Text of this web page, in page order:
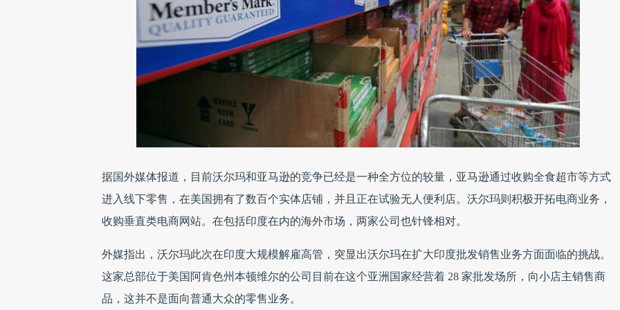
据国外媒体报道，目前沃尔玛和亚马逊的竞争已经是一种全方位的较量，亚马逊通过收购全食超市等方式
进入线下零售，在美国拥有了数百个实体店铺，并且正在试验无人便利店。沃尔玛则积极开拓电商业务，
收购垂直类电商网站。在包括印度在内的海外市场，两家公司也针锋相对。
外媒指出，沃尔玛此次在印度大规模解雇高管，突显出沃尔玛在扩大印度批发销售业务方面面临的挑战。
这家总部位于美国阿肯色州本顿维尔的公司目前在这个亚洲国家经营着 28 家批发场所，向小店主销售商
品，这并不是面向普通大众的零售业务。